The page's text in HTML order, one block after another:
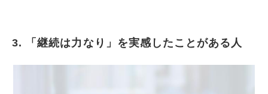
3. 「継続は力なり」を実感したことがある人